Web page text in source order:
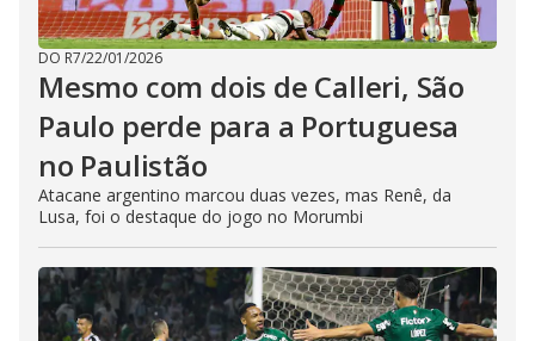
DO R7/22/01/2026
Mesmo com dois de Calleri, São
Paulo perde para a Portuguesa
no Paulistão
Atacane argentino marcou duas vezes, mas Renê, da
Lusa, foi o destaque do jogo no Morumbi